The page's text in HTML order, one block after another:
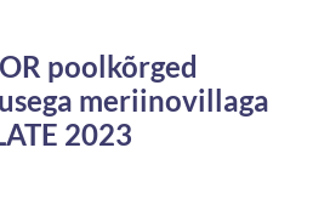
poolkõrged
meriinovillaga
2023